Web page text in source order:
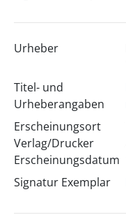
Urheber
Titel- und
Urheberangaben
Erscheinungsort
Verlag/Drucker
Erscheinungsdatum
Signatur Exemplar